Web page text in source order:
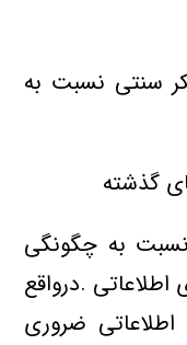
سنتی نسبت به
گذشته
به چگونگی
.درواقع
ضروری